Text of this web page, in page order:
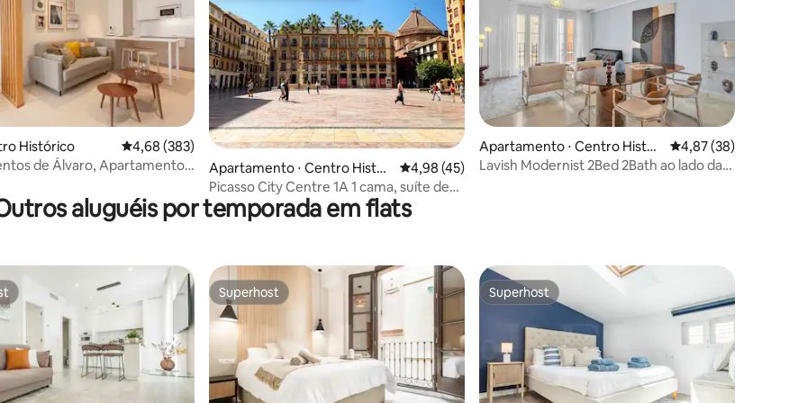
de 5, 51 avaliações
Histórico 4,68 de uma avaliação média de 5, 383 avaliações
4,68 (383)
de Álvaro, Apartamento
Apartamento ⋅ Centro Históri
co
4,98 de uma avaliação média de 5, 45 avaliações
4,98 (45)
Picasso City Centre 1A 1 cama, suíte de
canto com 2 banheiros
Apartamento ⋅ Centro Históri
co
4,87 de uma
4,87 (38)
Lavish Modernist 2Bed 2Bath ao lado da
aluguéis por temporada em flats
Superhost
Superhost Superhost
Superhost